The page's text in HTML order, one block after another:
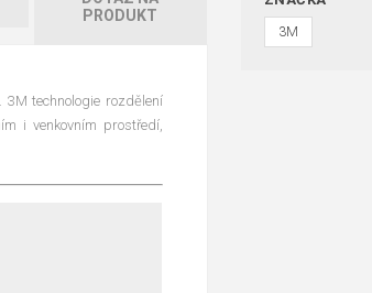
PRODUKT
technologie rozdělení
i venkovním prostředí,
3M